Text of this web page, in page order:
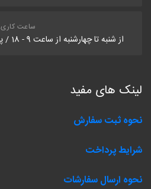
ساعت کاری
از شنبه تا چهارشنبه از ساعت 9 - 18 / پنج شنبه ها از ساعت 9 - 15
لینک های مفید
نحوه ثبت سفارش
شرایط پرداخت
نحوه ارسال سفارشات